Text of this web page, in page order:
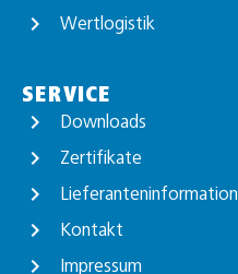
Wertlogistik
SERVICE
Downloads
Zertifikate
Lieferanteninformation
Kontakt
Impressum